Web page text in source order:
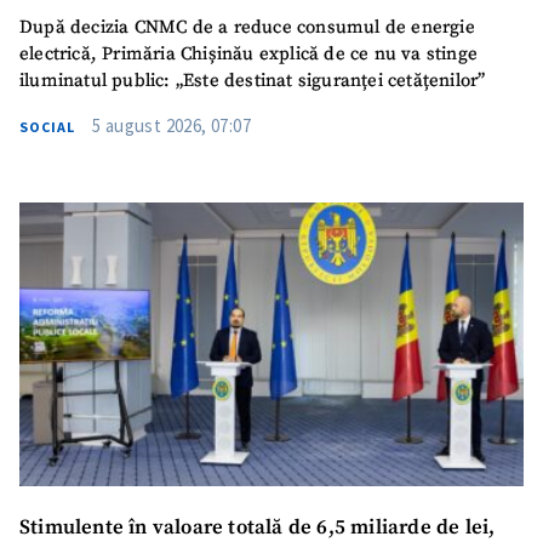
După decizia CNMC de a reduce consumul de energie
electrică, Primăria Chișinău explică de ce nu va stinge
iluminatul public: „Este destinat siguranței cetățenilor”
SOCIAL 5 august 2026, 07:07
Stimulente în valoare totală de 6,5 miliarde de lei,